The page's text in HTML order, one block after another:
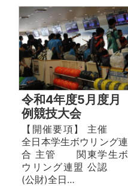
令和4年度5月度月
例競技大会
【開催要項】 主催
全日本学生ボウリング連
合 主管 関東学生ボ
ウリング連盟 公認
(公財)全日…